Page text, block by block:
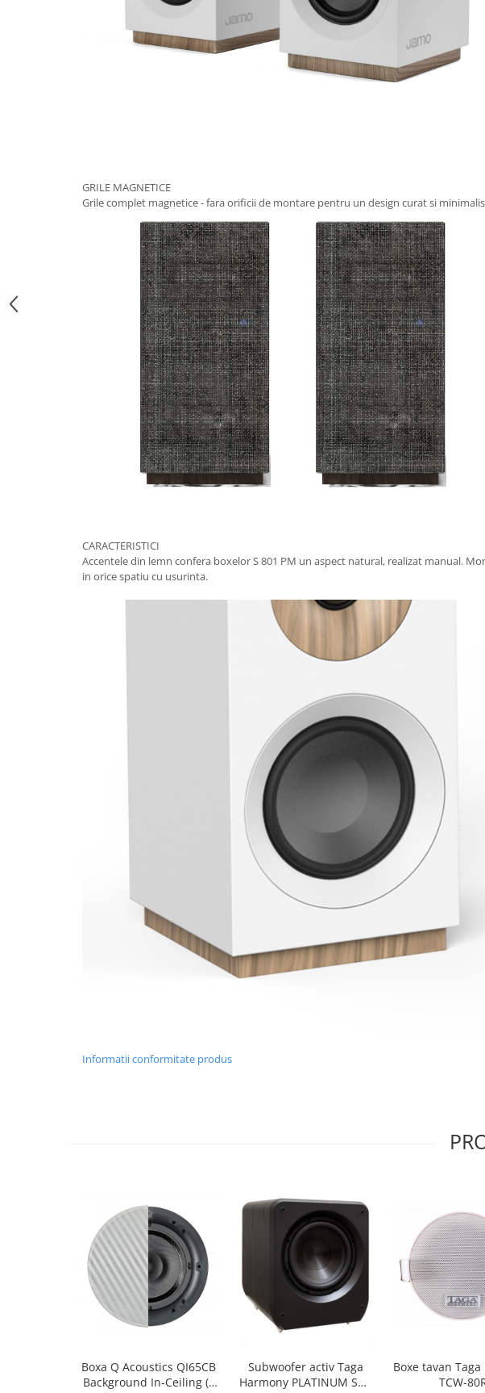
GRILE MAGNETICE
Grile complet magnetice - fara orificii de montare pentru un design curat si
CARACTERISTICI
Accentele din lemn confera boxelor S 801 PM un aspect natural, realizat manual.
in orice spatiu cu usurinta.
Informatii conformitate produs
Boxa Q Acoustics QI65CB
Background In-Ceiling (1
Subwoofer activ Taga
Harmony PLATINUM SW-
Boxe tavan
TCW-